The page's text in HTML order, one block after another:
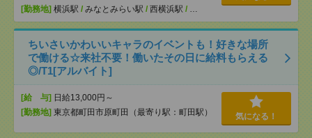
[勤務地] 横浜駅 / みなとみらい駅 / 西横浜駅 / …
ちいさいかわいいキャラのイベントも！好きな場所
で働ける☆来社不要！働いたその日に給料もらえる
◎/T1[アルバイト]
[給 与] 日給13,000円～
[勤務地] 東京都町田市原町田（最寄り駅：町田駅） 気になる！